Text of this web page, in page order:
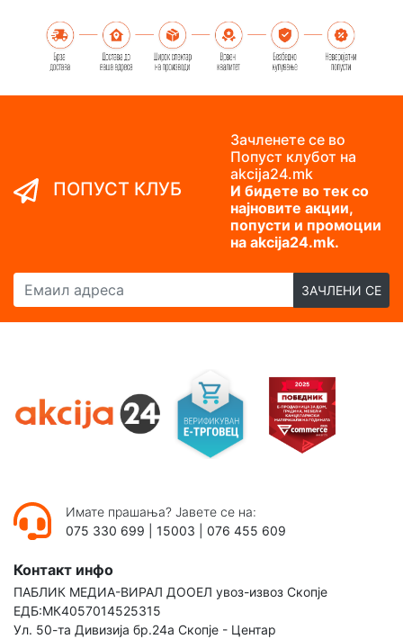
ПОПУСТ КЛУБ
Зачленете се во
Попуст клубот на
akcija24.mk
И бидете во тек со
најновите акции,
попусти и промоции
на akcija24.mk.
Емаил адреса
ЗАЧЛЕНИ СЕ
Имате прашања? Јавете се на:
075 330 699
15003 076 455 609
Контакт инфо
ПАБЛИК МЕДИА-ВИРАЛ ДООЕЛ увоз-извоз Скопје
ЕДБ:МК4057014525315
Ул. 50-та Дивизија бр.24а Скопје - Центар